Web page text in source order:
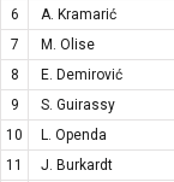
6
A. Kramarić
7
M. Olise
8
E. Demirović
9
S. Guirassy
10
L. Openda
11
J. Burkardt